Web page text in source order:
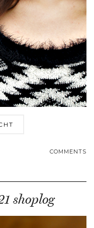
COMMENTS
shoplog